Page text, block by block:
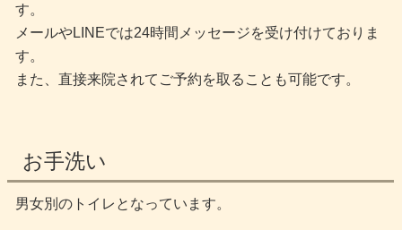
す。
メールやLINEでは24時間メッセージを受け付けておりま
す。
また、直接来院されてご予約を取ることも可能です。
お手洗い
男女別のトイレとなっています。